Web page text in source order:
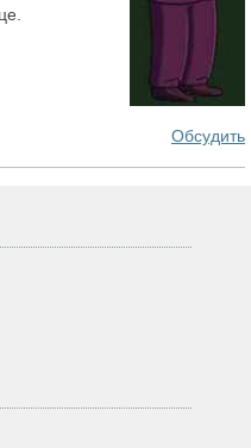
Обсудить